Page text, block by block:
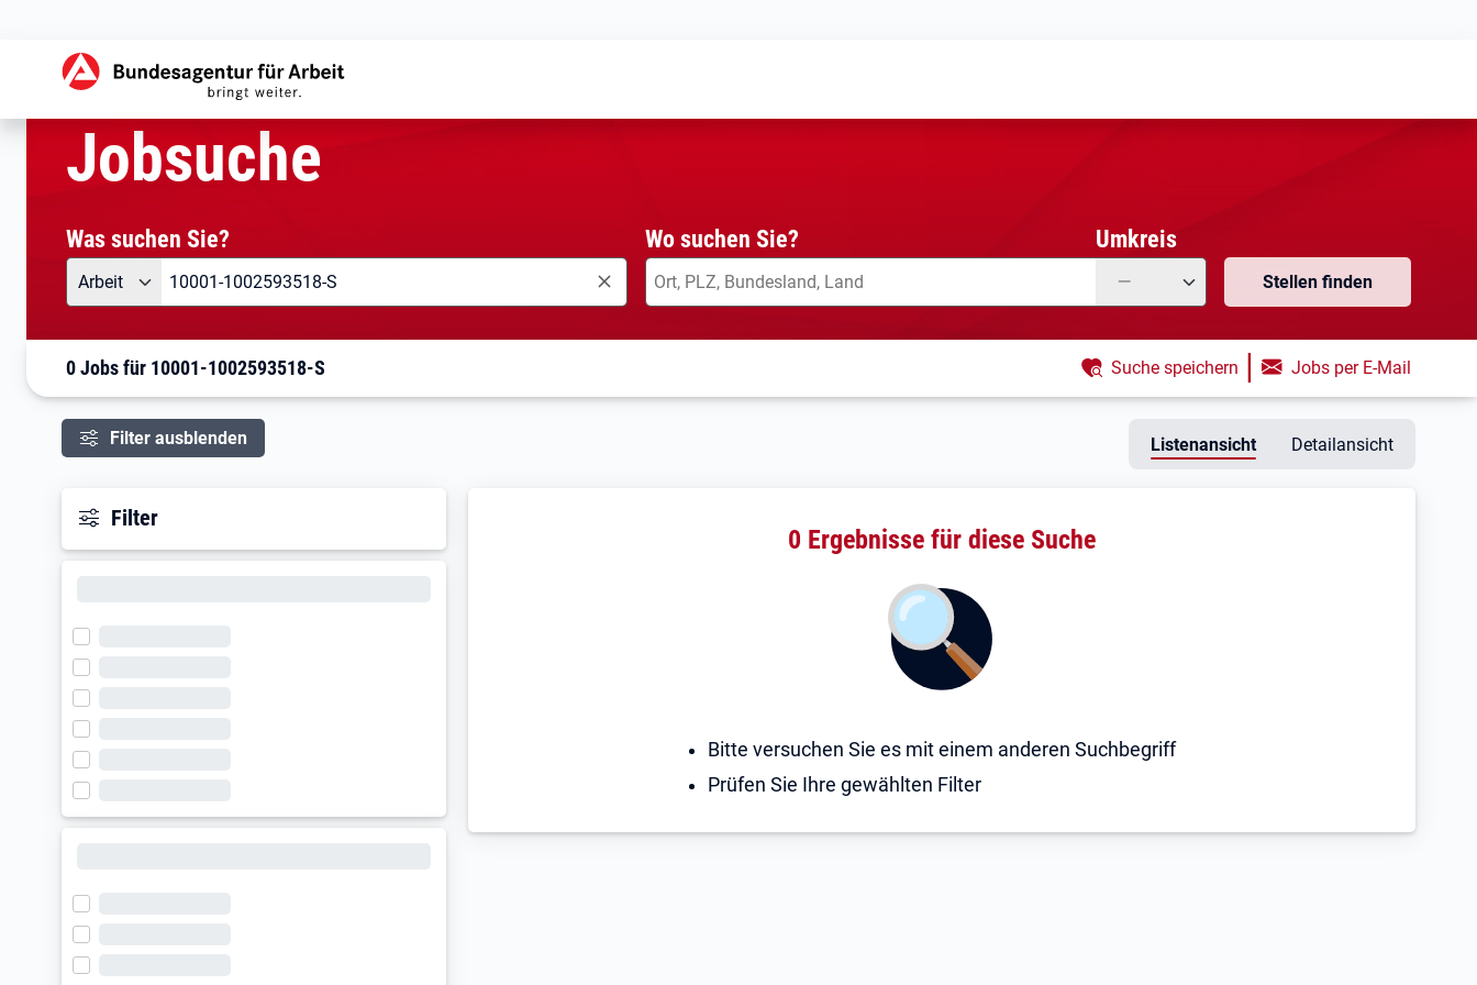
Startseite
Jobsuche
Was suchen Sie?
Angebotsart
Arbeit Was suchen Sie?
Wo suchen Sie? Umkreis
— Stellen finden
0 Jobs für 10001-1002593518-S Suche speichern | Jobs per E-Mail
Filter ausblenden Listenansicht Detailansicht
Filter
0 Ergebnisse für diese Suche
Bitte versuchen Sie es mit einem anderen Suchbegriff
Prüfen Sie Ihre gewählten Filter